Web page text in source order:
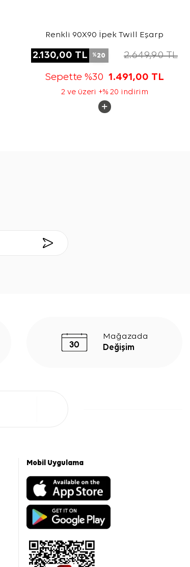
Renkli 90X90 İpek Twill Eşarp
2.130,00 TL %20 2.649,90TL
Sepette %30 1.491,00 TL
2 ve üzeri +% 20 indirim
Mağazada
Değişim
Mobil Uygulama